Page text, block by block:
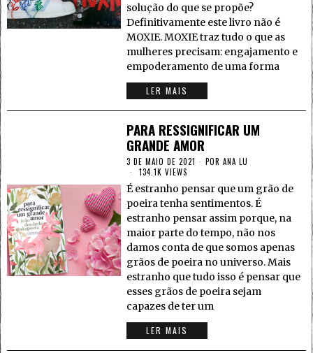
solução do que se propõe?
Definitivamente este livro não é
MOXIE. MOXIE traz tudo o que as
mulheres precisam: engajamento e
empoderamento de uma forma
LER MAIS
PARA RESSIGNIFICAR UM
GRANDE AMOR
3 DE MAIO DE 2021 PORANA LU
134.1K VIEWS
É estranho pensar que um grão de
poeira tenha sentimentos. É
estranho pensar assim porque, na
maior parte do tempo, não nos
damos conta de que somos apenas
grãos de poeira no universo. Mais
estranho que tudo isso é pensar que
esses grãos de poeira sejam
capazes de ter um
LER MAIS